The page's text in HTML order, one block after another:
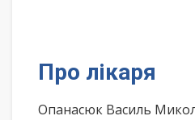
Про лікаря
Опанасюк Василь